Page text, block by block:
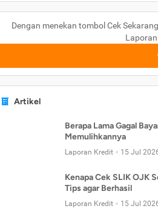
Dengan menekan tombol Cek
Artikel
Berapa Lama Gagal
Memulihkannya
Laporan Kredit 15 Jul
Kenapa Cek SLIK OJK
Tips agar Berhasil
Laporan Kredit 15 Jul